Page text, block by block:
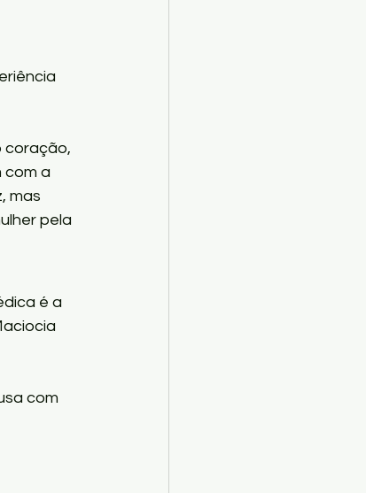
coração,
com a
mas
pela
é a
com